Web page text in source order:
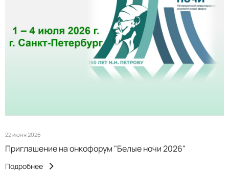
22 июня 2026
Приглашение на онкофорум "Белые ночи 2026"
Подробнее